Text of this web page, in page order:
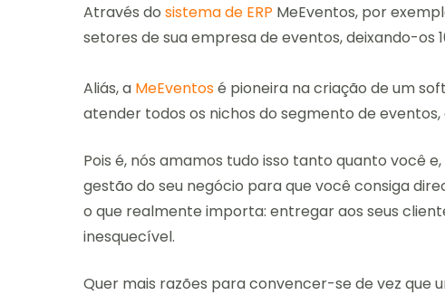
Através do sistema de ERP MeEventos, por
setores de sua empresa de eventos, deixando-os
Aliás, a MeEventosé pioneira na criação de um
atender todos os nichos do segmento de
Pois é, nós amamos tudo isso tanto quanto você
gestão do seu negócio para que você consiga
o que realmente importa: entregar aos seus
inesquecível.
Quer mais razões para convencer-se de vez que